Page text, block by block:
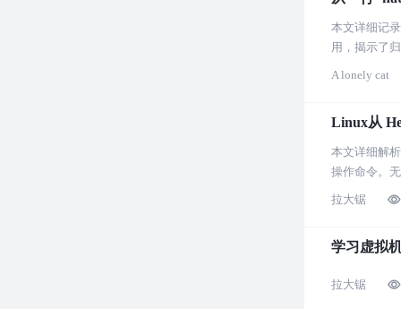
本文详细记
用，揭示了
A lonely cat
Linux从
本文详细解
操作命令。
拉大锯
学习虚拟
拉大锯